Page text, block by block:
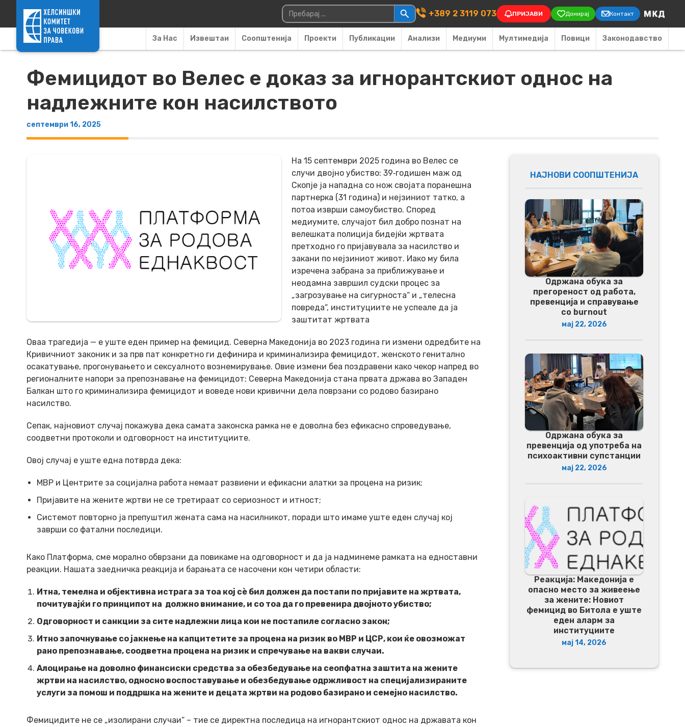
Main Navigation
Пребарувај за: +389 2 3119 073 ПРИЈАВИ Донирај Контакт
За Нас Извештаи Соопштенија Проекти Публикации Анализи Медиуми Мултимедија Повици Законодавство
Фемицидот во Велес е доказ за игнорантскиот однос на
надлежните кон насилството
септември 16, 2025
На 15 септември 2025 година во Велес се
случи двојно убиство: 39‑годишен маж од
Скопје ja нападна со нож својатa поранешна
партнерка (31 година) и нејзиниот татко, а
потоа изврши самоубиство. Според
медиумите, случајот бил добро познат на
велешката полиција бидејќи жртвата
претходно го пријавувала за насилство и
закани по нејзиниот живот. Иако му била
изречена забрана за приближување и
неодамна завршил судски процес за
„загрозување на сигурноста“ и „телесна
повреда“, институциите не успеале да ја
заштитат жртватa
Оваа трагедија — e уште еден пример на фемицид. Северна Македонија во 2023 година ги измени одредбите на
Кривичниот законик и за прв пат конкретно ги дефинира и криминализира фемицидот, женското генитално
осакатување, прогонувањето и сексуалното вознемирување. Овие измени беа поздравени како чекор напред во
регионалните напори за препознавање на фемицидот; Северна Македонија стана првата држава во Западен
Балкан што го криминализира фемицидот и воведе нови кривични дела поврзани со родово базирано
насилство.
Сепак, најновиот случај покажува дека самата законска рамка не е доволна без ефикасно спроведување,
соодветни протоколи и одговорност на институциите.
Овој случај е уште една потврда дека:
МВР и Центрите за социјална работа немаат развиени и ефикасни алатки за процена на ризик;
Пријавите на жените жртви не се третираат со сериозност и итност;
Системот повторно ја препуштил жената сама на насилникот, поради што имаме уште еден случај кој
заврши со фатални последици.
Како Платформа, сме морално обврзани да повикаме на одговорност и да ја надминеме рамката на едноставни
реакции. Нашата заедничка реакција и барањата се насочени кон четири области:
Итна, темелна и објективна истрага за тоа кој сè бил должен да постапи по пријавите на жртвата,
почитувајќи го принципот на должно внимание, и со тоа да го превенира двојното убиство;
Одговорност и санкции за сите надлежни лица кои не постапиле согласно закон;
Итно започнување со јакнење на капцитетите за процена на ризик во МВР и ЦСР, кои ќе овозможат
рано препознавање, соодветна процена на ризик и спречување на вакви случаи.
Алоцирање на доволно финансиски средства за обезбедување на сеопфатна заштита на жените
жртви на насилство, односно воспоставување и обезбедување одржливост на специјализираните
услуги за помош и поддршка на жените и децата жртви на родово базирано и семејно насилство.
Фемицидите не се „изолирани случаи“ – тие се директна последица на игнорантскиот однос на државата кон
НАЈНОВИ СООПШТЕНИЈА
Одржана обука за
прегореност од работа,
превенција и справување
со burnout
мај 22, 2026
Одржана обука за
превенција од употреба на
психоактивни супстанции
мај 22, 2026
Реакција: Македонија е
опасно место за живеење
за жените: Новиот
фемицид во Битола е уште
еден аларм за
институциите
мај 14, 2026